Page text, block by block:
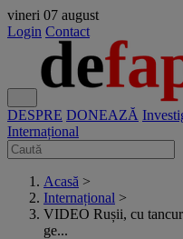
vineri 07 august
Login Contact
DESPRE DONEAZĂ
Internațional
Acasă >
Internațional >
VIDEO Rușii, cu
ge...